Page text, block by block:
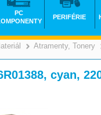
Atramenty, Tonery
cyan,
PC
PERIFÉRIE